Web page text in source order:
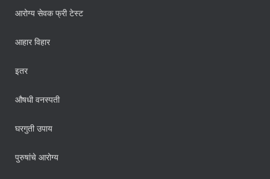
आरोग्य सेवक फ्री टेस्ट
आहार विहार
इतर
औषधी वनस्पती
घरगुती उपाय
पुरुषांचे आरोग्य